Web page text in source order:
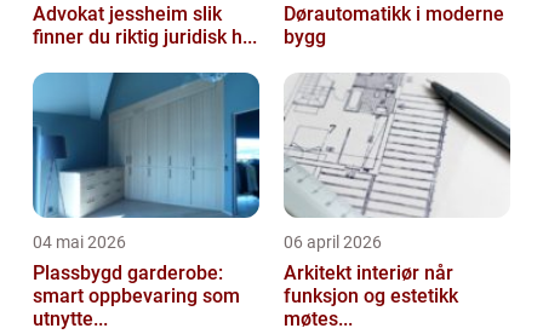
Advokat jessheim slik
finner du riktig juridisk h...
Dørautomatikk i moderne
bygg
04 mai 2026
Plassbygd garderobe:
smart oppbevaring som
utnytte...
06 april 2026
Arkitekt interiør når
funksjon og estetikk
møtes...